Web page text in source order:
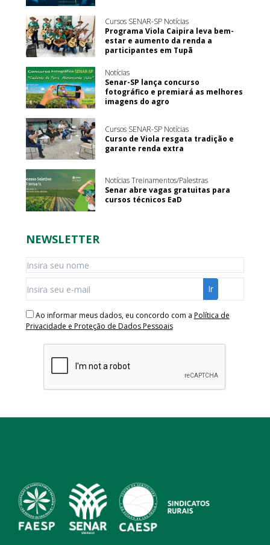
Cursos SENAR-SP Notícias
Programa Viola Caipira leva bem-
estar e aumento da renda a
participantes em Tupã
Notícias
Senar-SP lança concurso
fotográfico e premiará as melhores
imagens do agro
Cursos SENAR-SP Notícias
Curso de Viola resgata tradição e
garante renda extra
Notícias Treinamentos/Palestras
Senar abre vagas gratuitas para
cursos técnicos EaD
NEWSLETTER
Ao informar meus dados, eu concordo com a Política de
Privacidade e Proteção de Dados Pessoais